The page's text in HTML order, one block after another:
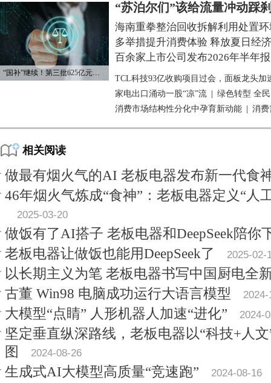
“国补”继续！第三批625亿元资金已下达
“苏泊尔们”该给流量冲动踩
海南重拳整治回收拆解利用处置
多举措提升消费体验 释放夏日经
百余家上市公司发布2026年半年报
TCL科技93亿收购项目过会，面板龙头加
家电出口涌动一股“凉”流
绿色转型 全
消费市场结构性分化中孕育新动能
消费
相关阅读
做最有烟火气的AI 老板电器发布新一代食
46年烟火气炼成“食神”：老板电器定义“人
2025-03-20
做饭有了AI搭子 老板电器和DeepSeek陪你
老板电器让做饭也能用DeepSeek了
2025-02-
以长期主义为笔 老板电器书写中国厨电全
古董 Win98 电脑成功运行大语言模型
大模型“点睛” 人形机器人加速“进化” 2024-
坚定垂直纵深路线，老板电器以“科技+人
图
2024-08-26
生成式AI大模型高质量“竞速跑” 2024-08-16